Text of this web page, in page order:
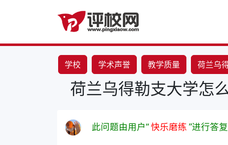
学校 学术声誉 教学质量 荷兰乌
荷兰乌得勒支大学怎
此问题由用户“快乐磨练 ”进行答